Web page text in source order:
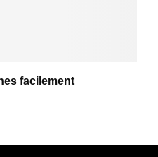
facilement